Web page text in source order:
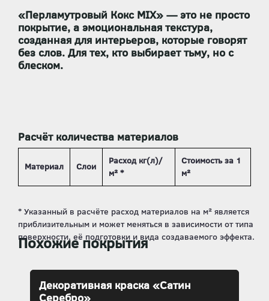
«Перламутровый Кокс MIX» — это не просто
покрытие, а эмоциональная текстура,
созданная для интерьеров, которые говорят
без слов. Для тех, кто выбираеттьму, но с
блеском.
Расчёт количества материалов
Материал Слои
Расход кг(л)/
м² *
Стоимость за 1
м²
Похожие покрытия
Декоративная краска «Сатин
Серебро»